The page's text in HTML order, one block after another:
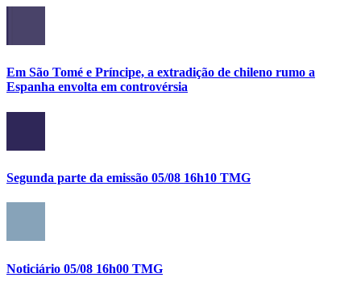
Em São Tomé e Príncipe, a extradição de chileno rumo a
Espanha envolta em controvérsia
Segunda parte da emissão 05/08 16h10 TMG
Noticiário 05/08 16h00 TMG